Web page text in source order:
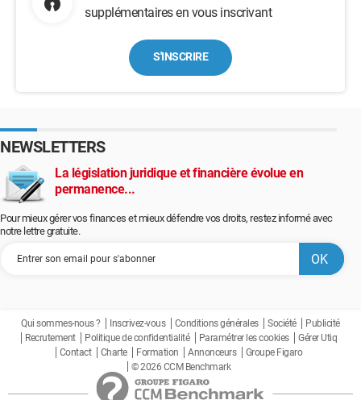
supplémentaires en vous inscrivant
S'INSCRIRE
NEWSLETTERS
La législation juridique et financière évolue en
permanence...
Pour mieux gérer vos finances et mieux défendre vos droits, restez informé avec
notre lettre gratuite.
Qui sommes-nous ? Inscrivez-vous Conditions générales Société
Publicité
Recrutement
Politique de confidentialité Paramétrer les cookies
Gérer Utiq
Contact
Charte Formation Annonceurs
Groupe Figaro
© 2026 CCM Benchmark